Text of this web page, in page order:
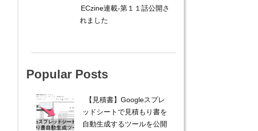
ECzine連載-第１１話公開さ
れました
Popular Posts
【見積書】Googleスプレ
ッドシートで見積もり書を
自動生成するツールを公開